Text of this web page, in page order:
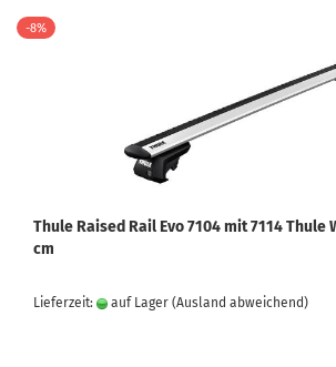
-8%
Thule Raised Rail Evo 7104 mit 7114 Thule
cm
Lieferzeit: auf Lager (Ausland abweichend)